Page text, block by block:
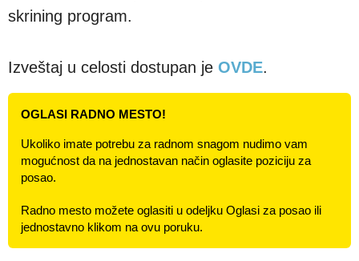
skrining program.
Izveštaj u celosti dostupan je OVDE.
OGLASI RADNO MESTO!
Ukoliko imate potrebu za radnom snagom nudimo vam
mogućnost da na jednostavan način oglasite poziciju za
posao.
Radno mesto možete oglasiti u odeljku Oglasi za posao ili
jednostavno klikom na ovu poruku.